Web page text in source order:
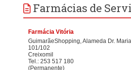
Farmácias de